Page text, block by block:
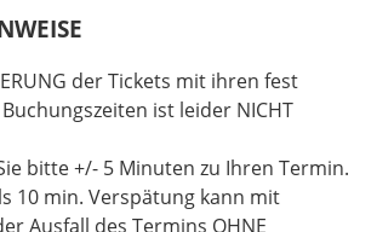
der Tickets mit ihren fest
ist leider NICHT
bitte +/- 5 Minuten zu Ihren Termin.
10 min. Verspätung kann mit
Ausfall des Termins OHNE